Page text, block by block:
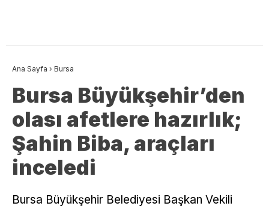
Ana Sayfa › Bursa
Bursa Büyükşehir’den
olası afetlere hazırlık;
Şahin Biba, araçları
inceledi
Bursa Büyükşehir Belediyesi Başkan Vekili